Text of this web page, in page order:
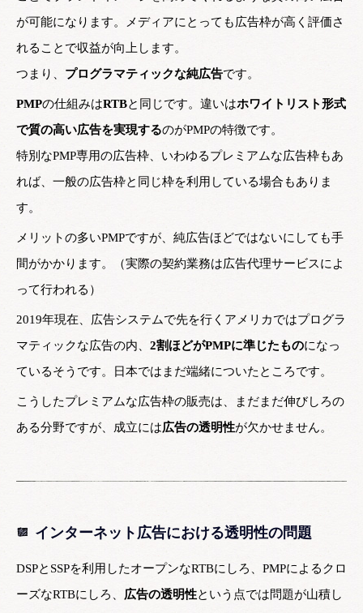
が可能になります。メディアにとっても広告枠が高く評価さ
れることで収益が向上します。
つまり、 プログラマティックな純広告です。
PMPの仕組みはRTBと同じです。違いはホワイトリスト形式
で質の高い広告を実現するのがPMPの特徴です。
特別なPMP専用の広告枠、いわゆるプレミアムな広告枠もあ
れば、一般の広告枠と同じ枠を利用している場合もありま
す。
メリットの多いPMPですが、純広告ほどではないにしても手
間がかかります。（実際の契約業務は広告代理サービスによ
って行われる）
2019年現在、広告システムで先を行くアメリカではプログラ
マティックな広告の内、 2割ほどがPMPに準じたものになっ
ているそうです。日本ではまだ端緒についたところです。
こうしたプレミアムな広告枠の販売は、まだまだ伸びしろの
ある分野ですが、成立には広告の透明性が欠かせません。
インターネット広告における透明性の問題
DSPとSSPを利用したオープンなRTBにしろ、PMPによるクロ
ーズなRTBにしろ、 広告の透明性という点では問題が山積し